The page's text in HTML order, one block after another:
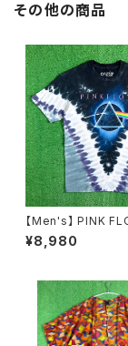
その他の商品
【Men's】 PINK
イ Tシャツ / ティー
irt バンド ロック
¥8,980